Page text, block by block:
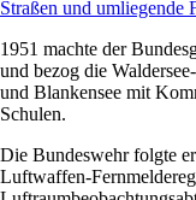
1951 machte der
und bezog die
und Blankensee mit
Schulen.
Die Bundeswehr folgte
Luftwaffen-